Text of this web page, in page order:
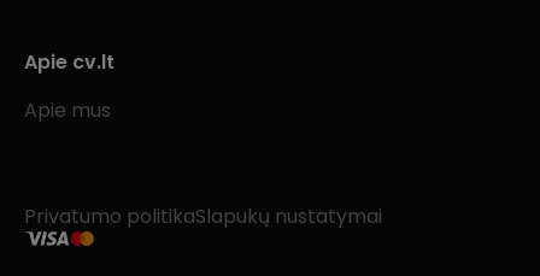
Apie cv.lt
Apie mus
Privatumo politikaSlapukų nustatymai